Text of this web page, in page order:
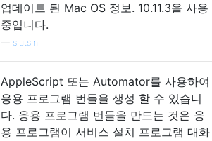
업데이트 된 Mac OS 정보. 10.11.3을 사용
중입니다.
siutsin
AppleScript 또는 Automator를 사용하여
응용 프로그램 번들을 생성 할 수 있습니
다. 응용 프로그램 번들을 만드는 것은 응
용 프로그램이 서비스 설치 프로그램 대화